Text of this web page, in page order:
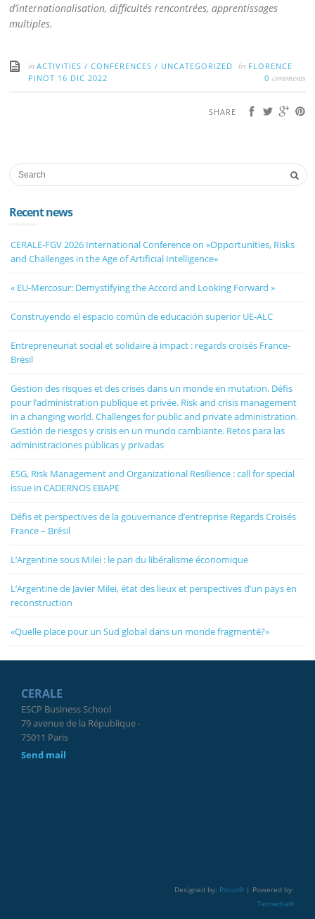
d’internationalisation, difficultés rencontrées, apprentissages
multiples.
inACTIVITIES /CONFERENCES / UNCATEGORIZED by FLORENCE
PINOT 16 DIC 2022 0 comments
SHARE
Recent news
CERALE-FGV 2026 International Conference on «Opportunities, Risks
and Challenges in the Age of Artificial Intelligence»
« EU-Mercosur: Demystifying the Accord and Looking Forward »
Construyendo el espacio común de educación superior UE-ALC
Entrepreneuriat social et solidaire à impact : regards croisés France-
Brésil
Gestion des risques et des crises dans un monde en mutation. Défis
pour l’administration publique et privée. Risk and crisis management
in a changing world. Challenges for public and private administration.
Gestión de riesgos y crisis en un mundo cambiante. Retos para las
administraciones públicas y privadas
ESG, Risk Management and Organizational Resilience : call for special
issue in CADERNOS EBAPE
Défis et perspectives de la gouvernance d’entreprise Regards Croisés
France – Brésil
L’Argentine sous Milei : le pari du libéralisme économique
L’Argentine de Javier Milei, état des lieux et perspectives d’un pays en
reconstruction
«Quelle place pour un Sud global dans un monde fragmenté?»
CERALE
ESCP Business School
79 avenue de la République -
75011 Paris
Send mail
Designed by: Polun®| Powered by:
Tecnedia®